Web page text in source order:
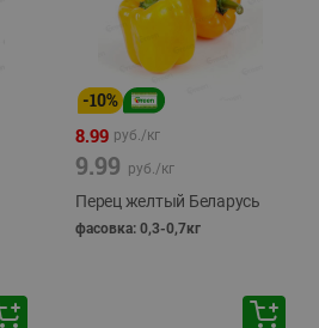
-10%
8.99 руб./кг
9.99 руб./кг
Перец желтый Беларусь
фасовка: 0,3-0,7кг